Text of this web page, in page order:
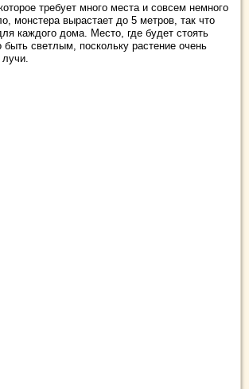
требует много места и совсем немного
монстера вырастает до 5 метров, так что
каждого дома. Место, где будет стоять
светлым, поскольку растение очень